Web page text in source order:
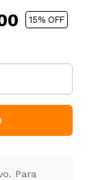
15% OFF
Para